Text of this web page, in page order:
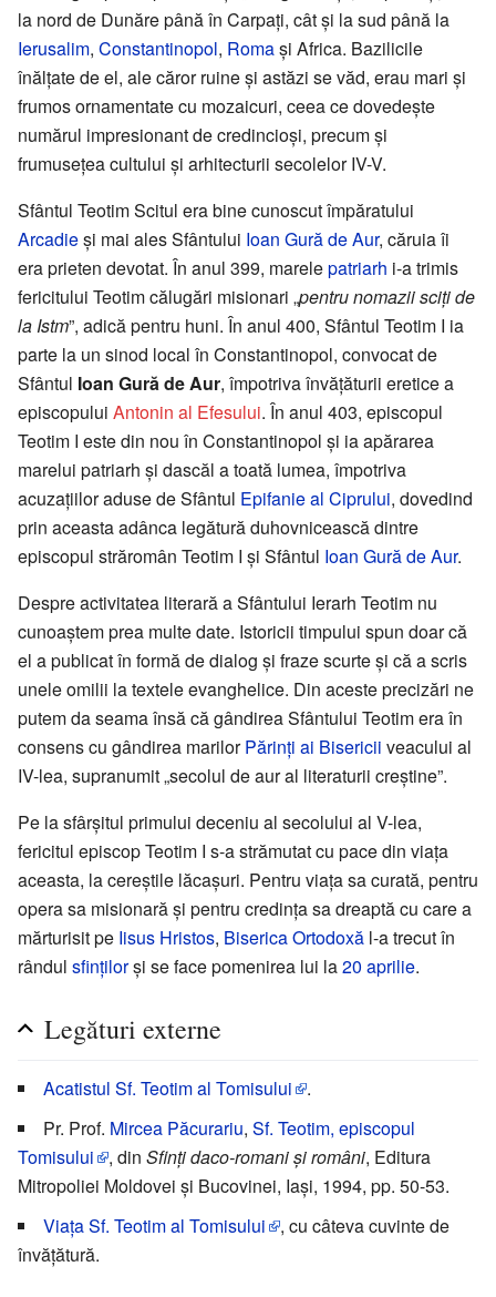
la nord de Dunăre până în Carpați, cât și la sud până la
Ierusalim, Constantinopol, Romași Africa. Bazilicile
înălțate de el, ale căror ruine și astăzi se văd, erau mari și
frumos ornamentate cu mozaicuri, ceea ce dovedește
numărul impresionant de credincioși, precum și
frumusețea cultului și arhitecturii secolelor IV-V.
Sfântul Teotim Scitul era bine cunoscut împăratului
Arcadieși mai ales Sfântului Ioan Gură de Aur, căruia îi
era prieten devotat. În anul 399, marelepatriarh i-a trimis
fericitului Teotim călugări misionari „pentru nomazii sciți de
la Istm”, adică pentru huni. În anul 400, Sfântul Teotim I ia
parte la un sinod local în Constantinopol, convocat de
Sfântul Ioan Gură de Aur, împotriva învățăturii eretice a
episcopului Antonin al Efesului. În anul 403, episcopul
Teotim I este din nou în Constantinopol și ia apărarea
marelui patriarh și dascăl a toată lumea, împotriva
acuzațiilor aduse de Sfântul Epifanie al Ciprului, dovedind
prin aceasta adânca legătură duhovnicească dintre
episcopul străromân Teotim I și Sfântul Ioan Gură de Aur.
Despre activitatea literară a Sfântului Ierarh Teotim nu
cunoaștem prea multe date. Istoricii timpului spun doar că
el a publicat în formă de dialog și fraze scurte și că a scris
unele omilii la textele evanghelice. Din aceste precizări ne
putem da seama însă că gândirea Sfântului Teotim era în
consens cu gândirea marilorPărinți ai Bisericii veacului al
IV-lea, supranumit „secolul de aur al literaturii creștine”.
Pe la sfârșitul primului deceniu al secolului al V-lea,
fericitul episcop Teotim I s-a strămutat cu pace din viața
aceasta, la cereștile lăcașuri. Pentru viața sa curată, pentru
opera sa misionară și pentru credința sa dreaptă cu care a
mărturisit pe Iisus Hristos, Biserica Ortodoxă l-a trecut în
rândul sfințilorși se face pomenirea lui la20 aprilie.
Legături externe
Acatistul Sf. Teotim al Tomisului
.
Pr. Prof. Mircea Păcurariu, Sf. Teotim, episcopul
Tomisului
, din Sfinți daco-romani și români, Editura
Mitropoliei Moldovei și Bucovinei, Iași, 1994, pp. 50-53.
Viața Sf. Teotim al Tomisului
, cu câteva cuvinte de
învățătură.